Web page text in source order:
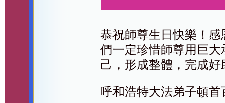
恭祝師尊生日快樂！
們一定珍惜師尊用巨
己，形成整體，完成
呼和浩特大法弟子頓首